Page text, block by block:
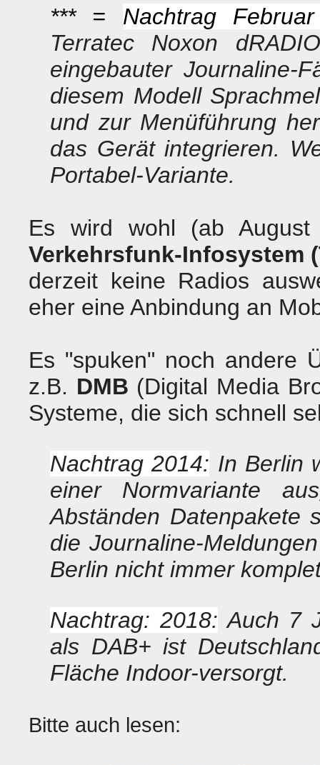
*** = Nachtrag
Terratec Noxon
eingebauter Journaline-
diesem Modell
und zur Menüführung
das Gerät integrieren.
Portabel-Variante.
Es wird wohl (ab
Verkehrsfunk-Infosystem
derzeit keine Radios
eher eine Anbindung an
Es "spuken" noch andere
z.B. DMB (Digital Media
Systeme, die sich schnell
Nachtrag 2014: In Berlin
einer Normvariante
Abständen Datenpakete
die Journaline-
Berlin nicht immer
Nachtrag: 2018: Auch 7
als DAB+ ist
Fläche Indoor-versorgt.
Bitte auch lesen: